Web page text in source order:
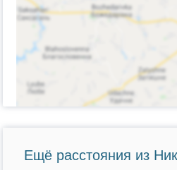
Ещё расстояния из